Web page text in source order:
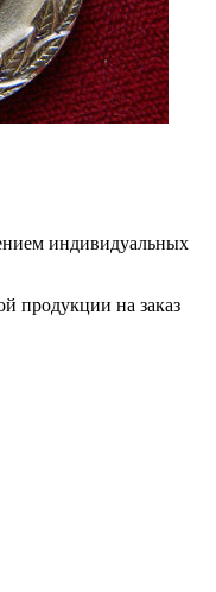
индивидуальных
продукции на заказ